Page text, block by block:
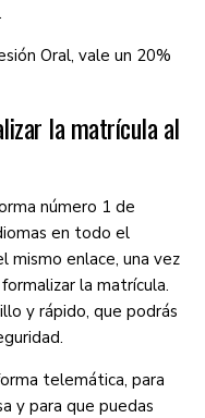
Oral, vale un 20%
la matrícula al
número 1 de
en todo el
mismo enlace, una vez
la matrícula.
y rápido, que podrás
telemática, para
y para que puedas